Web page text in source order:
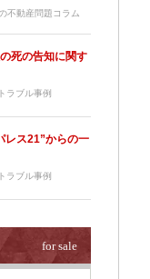
不動産問題コラム
死の告知に関す
ラブル事例
レス21”からの一
ラブル事例
for sale